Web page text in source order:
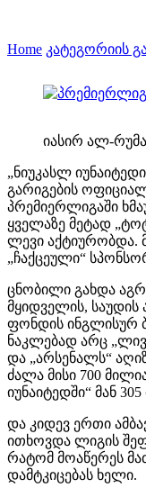
Home კატეგორიის
იასირ ალ-
„ნიუკასლ
გარიგების
პრემიერლიგაში
ყველაზე მეტად
ლევი აქტიურობდა.
„ჩაქცეული“
ცნობილი გახდა
მყიდველის, საუდის
ფონდის ინგლისურ
ნაკლებად არც
და „არსენალს“
ძალა მისი 700
იუნაიტედში“ მან
და კიდევ ერთი
ითხოვდა ლიგის
რატომ მოაწერეს
დამტკიცებას ხელი.